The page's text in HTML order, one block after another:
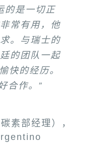
的是一切正
常有用，他
。与瑞士的
的团队一起
快的经历。
合作。”
素部经理），
谢。你们的
长期合作奠
我们能继续
供技术服务
斯树立良好
”
目经理
Cable
布斯混炼生
物化合物。”
经理） Arab
Ltd.
们的出色工
Aziz （PVC 工
Cables
，维修费用
斯混炼机是
有独特的功
理）, Arabian
好的性能。
支持也很完
味着充分了
Gulf Plastic &